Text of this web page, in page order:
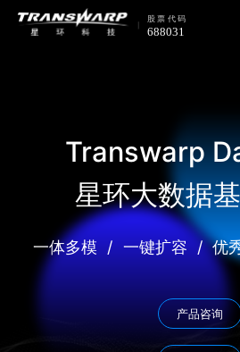
Transwarp
星环大数据
一体多模 / 一键扩容 / 优
产品咨询